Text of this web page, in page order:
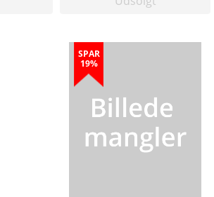
SPAR
19%